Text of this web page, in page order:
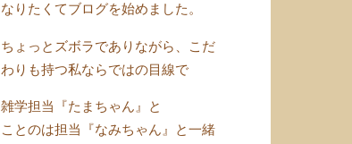
なりたくてブログを始めました。
ちょっとズボラでありながら、こだ
わりも持つ私ならではの目線で
雑学担当『たまちゃん』と
ことのは担当『なみちゃん』と一緒